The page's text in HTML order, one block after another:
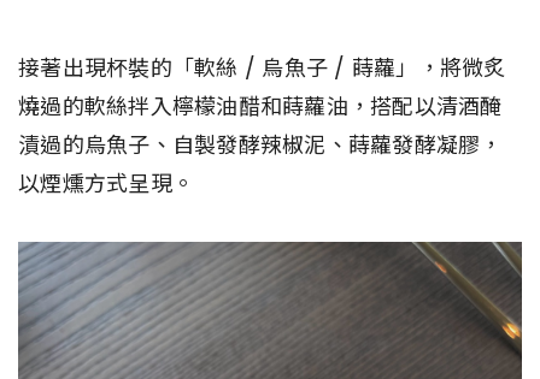
接著出現杯裝的「軟絲 / 烏魚子 / 蒔蘿」，將微炙
燒過的軟絲拌入檸檬油醋和蒔蘿油，搭配以清酒醃
漬過的烏魚子、自製發酵辣椒泥、蒔蘿發酵凝膠，
以煙燻方式呈現。